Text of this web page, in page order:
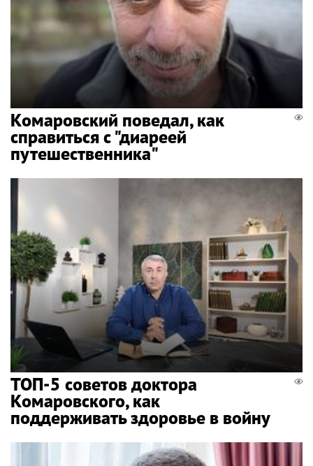
Комаровский поведал, как
справиться с "диареей
путешественника"
ТОП-5 советов доктора
Комаровского, как
поддерживать здоровье в войну